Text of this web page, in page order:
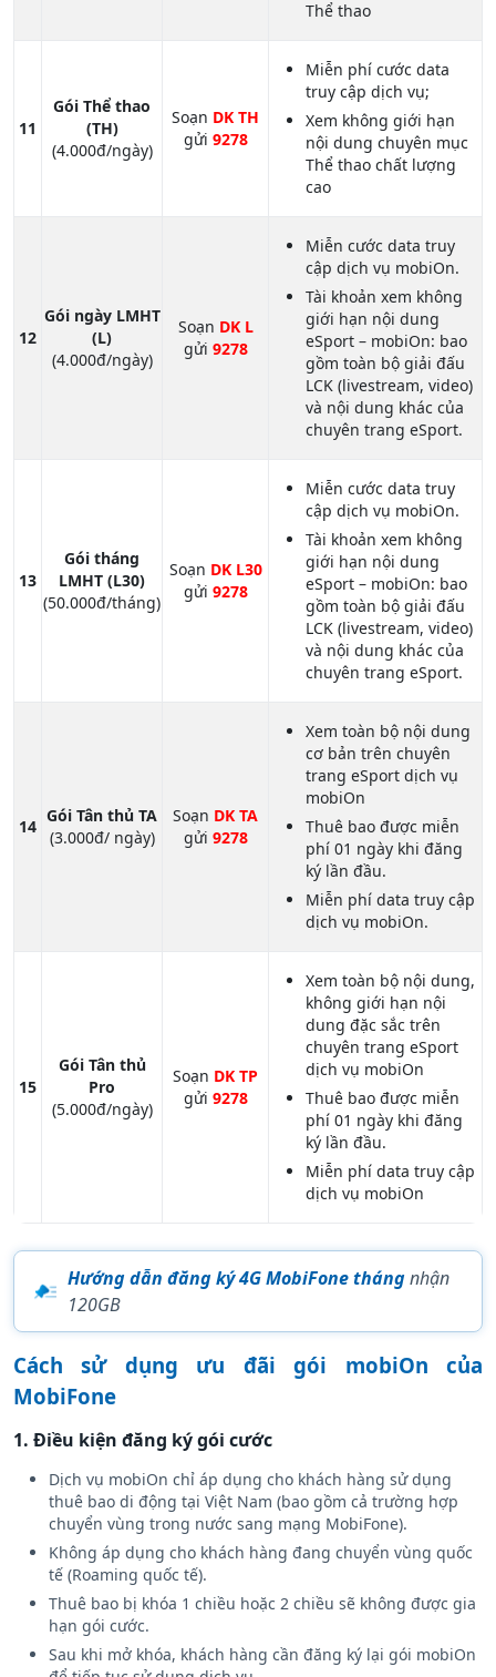
Thể thao
11
Gói Thể thao
(TH)
(4.000đ/ngày)
Soạn DK TH
gửi 9278
Miễn phí cước data
truy cập dịch vụ;
Xem không giới hạn
nội dung chuyên mục
Thể thao chất lượng
cao
12
Gói ngày LMHT
(L)
(4.000đ/ngày)
Soạn DK L
gửi 9278
Miễn cước data truy
cập dịch vụ mobiOn.
Tài khoản xem không
giới hạn nội dung
eSport – mobiOn: bao
gồm toàn bộ giải đấu
LCK (livestream, video)
và nội dung khác của
chuyên trang eSport.
13
Gói tháng
LMHT (L30)
(50.000đ/tháng)
Soạn DK L30
gửi 9278
Miễn cước data truy
cập dịch vụ mobiOn.
Tài khoản xem không
giới hạn nội dung
eSport – mobiOn: bao
gồm toàn bộ giải đấu
LCK (livestream, video)
và nội dung khác của
chuyên trang eSport.
14
Gói Tân thủ TA
(3.000đ/ ngày)
Soạn DK TA
gửi 9278
Xem toàn bộ nội dung
cơ bản trên chuyên
trang eSport dịch vụ
mobiOn
Thuê bao được miễn
phí 01 ngày khi đăng
ký lần đầu.
Miễn phí data truy cập
dịch vụ mobiOn.
15
Gói Tân thủ
Pro
(5.000đ/ngày)
Soạn DK TP
gửi 9278
Xem toàn bộ nội dung,
không giới hạn nội
dung đặc sắc trên
chuyên trang eSport
dịch vụ mobiOn
Thuê bao được miễn
phí 01 ngày khi đăng
ký lần đầu.
Miễn phí data truy cập
dịch vụ mobiOn
Hướng dẫn đăng ký 4G MobiFone thángnhận
120GB
Cách sử dụng ưu đãi gói mobiOn của
MobiFone
1. Điều kiện đăng ký gói cước
Dịch vụ mobiOn chỉ áp dụng cho khách hàng sử dụng
thuê bao di động tại Việt Nam (bao gồm cả trường hợp
chuyển vùng trong nước sang mạng MobiFone).
Không áp dụng cho khách hàng đang chuyển vùng quốc
tế (Roaming quốc tế).
Thuê bao bị khóa 1 chiều hoặc 2 chiều sẽ không được gia
hạn gói cước.
Sau khi mở khóa, khách hàng cần đăng ký lại gói mobiOn